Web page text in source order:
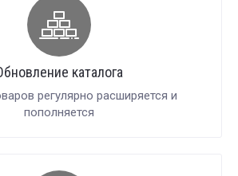
каталога
регулярно расширяется и
пополняется